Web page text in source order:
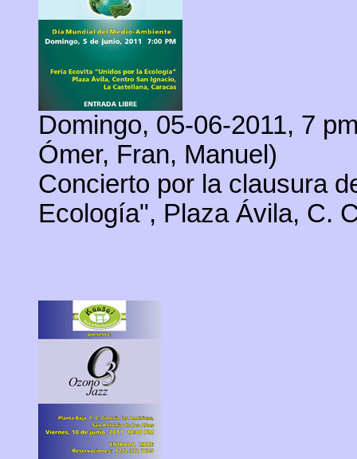
Domingo, 05-06-2011, 7
Ómer, Fran, Manuel )
Concierto por la clausura
Ecología", Plaza Ávila, C.